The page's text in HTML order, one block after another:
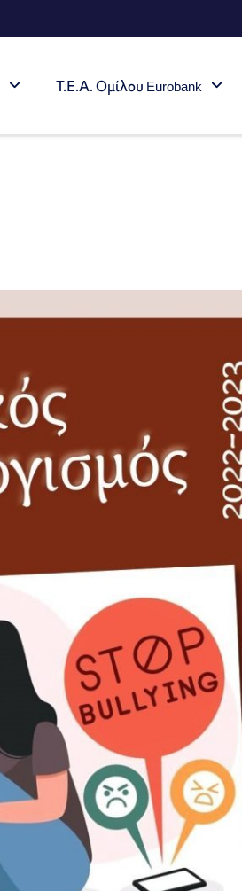
Τ.Ε.Α. Ομίλου Eurobank